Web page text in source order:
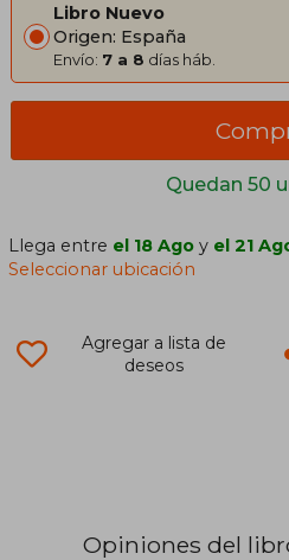
Libro Nuevo
Origen: España
Envío: 7 a 8 días háb.
Quedan 50
Llega entre el 18 Ago y el 21
Seleccionar ubicación
Agregar a lista de
deseos
Opiniones del